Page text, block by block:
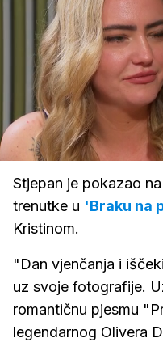
Upali
zvuk
/
Stjepan je pokazao
trenutke u 'Braku na
Kristinom.
"Dan vjenčanja i
uz svoje fotografije.
romantičnu pjesmu
legendarnog Olivera